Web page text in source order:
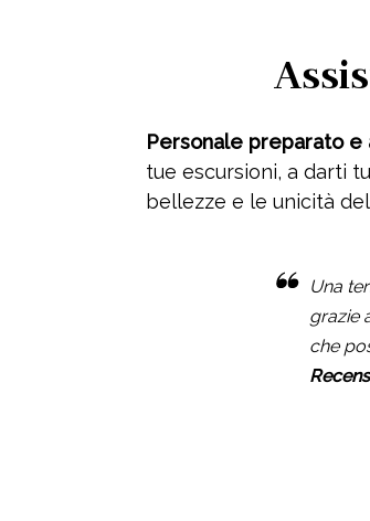
Personale preparato e
tue escursioni, a darti
bellezze e le unicità
Una
grazie
che